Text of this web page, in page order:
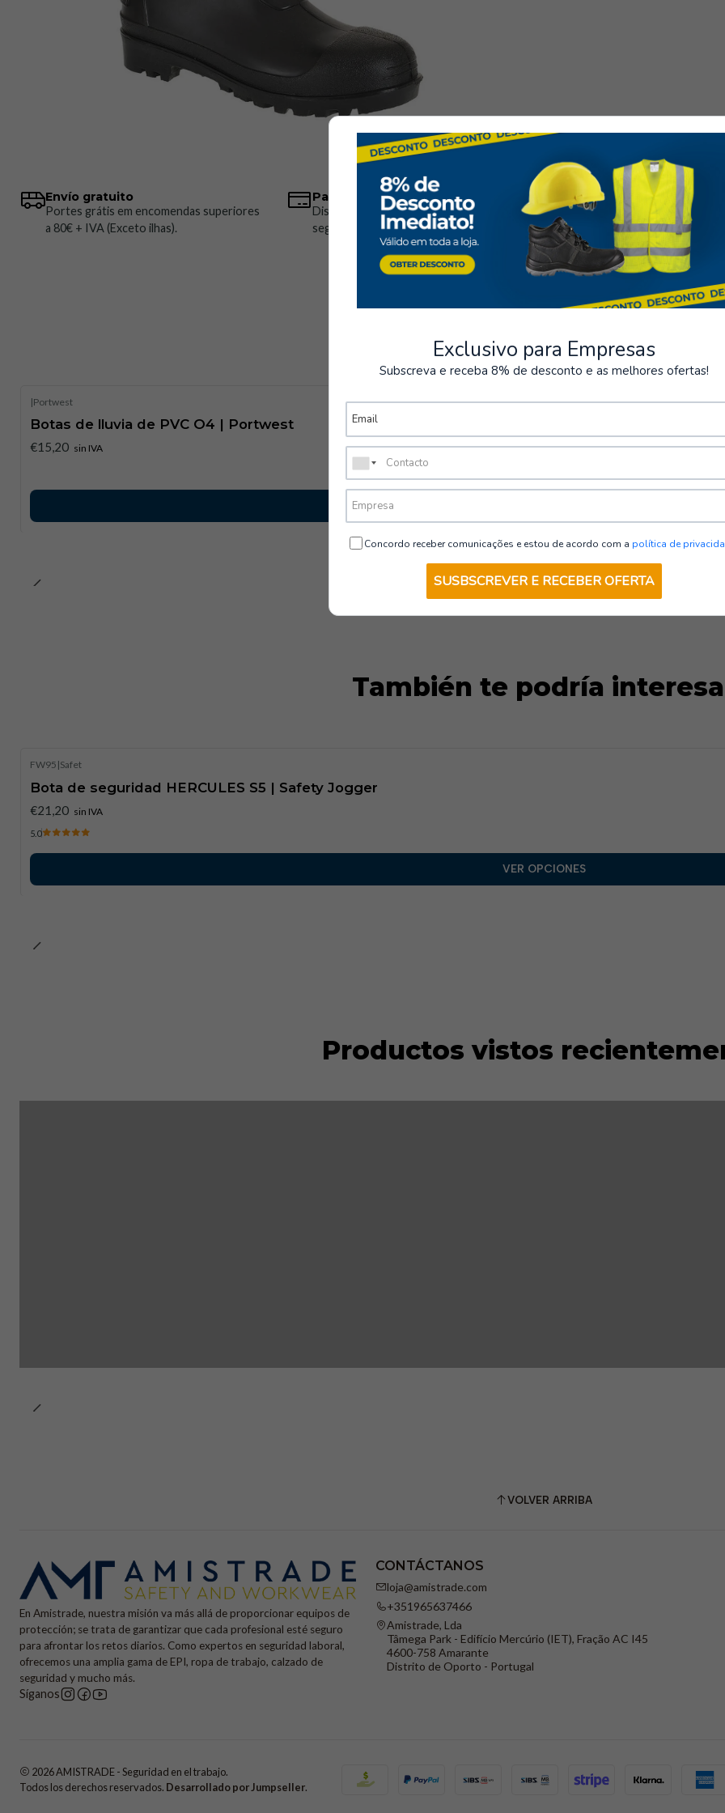
Certificación CE
Envío gratuito
Portes grátis em encomendas superiores
a 80€ + IVA (Exceto ilhas).
Pagos seguros
Disponemos de varios métodos de pago
seguros.
Almacenamiento
Posibilidad de recoger el
|Portwest
Botas de lluvia de PVC O4 | Portwest
€15,20 sin IVA
También te podría
FW95 |Safet
Bota de seguridad HERCULES S5 | Safety Jogger
€21,20 sin IVA
5.0
VER OPCIONES
Productos vistos
VOLVER ARRIBA
En Amistrade, nuestra misión va más allá de proporcionar equipos de
protección; se trata de garantizar que cada profesional esté seguro
para afrontar los retos diarios. Como expertos en seguridad laboral,
ofrecemos una amplia gama de EPI, ropa de trabajo, calzado de
seguridad y mucho más.
Síganos
CONTÁCTANOS
loja@amistrade.com
+351965637466
Amistrade, Lda
Tâmega Park - Edifício Mercúrio (IET), Fração AC I45
4600-758 Amarante
Distrito de Oporto - Portugal
2026 AMISTRADE - Seguridad en el trabajo.
Todos los derechos reservados. Desarrollado por Jumpseller.
Exclusivo para Empresas
Subscreva e receba 8% de desconto e as melhores ofertas!
Concordo receber comunicações e estou de acordo com a política de
SUSBSCREVER E RECEBER OFERTA